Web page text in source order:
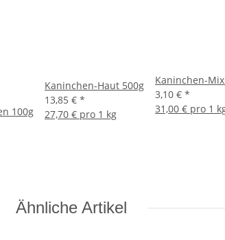
100g
Kaninchen-Haut 500g
13,85 € *
27,70 € pro 1 kg
Kaninchen-
3,10 € *
31,00 € pro 1
Ähnliche Artikel